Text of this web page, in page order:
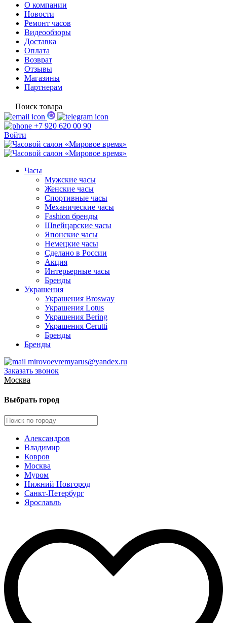
О компании
Новости
Ремонт часов
Видеообзоры
Доставка
Оплата
Возврат
Отзывы
Магазины
Партнерам
Поиск товара
+7 920 620 00 90
Войти
Часы
Мужские часы
Женские часы
Спортивные часы
Механические часы
Fashion бренды
Швейцарские часы
Японские часы
Немецкие часы
Сделано в России
Акция
Интерьерные часы
Бренды
Украшения
Украшения Brosway
Украшения Lotus
Украшения Bering
Украшения Cerutti
Бренды
Бренды
mirovoevremyarus@yandex.ru
Заказать звонок
Москва
Выбрать город
Александров
Владимир
Ковров
Москва
Муром
Нижний Новгород
Санкт-Петербург
Ярославль